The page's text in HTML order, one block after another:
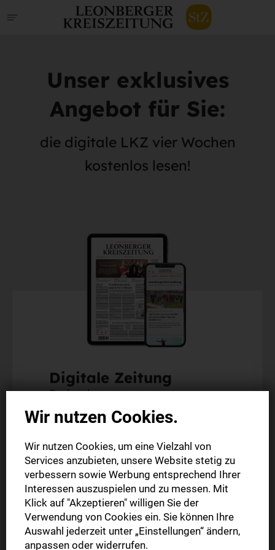
Unser exklusives
Angebot für Sie:
die digitale LKZ vier Wochen
kostenlos lesen!
Digitale Zeitung
Probeabo
Alle Inhalte der StZ-App
Die digitale Ausgabe als E-Paper (Mo.-So.)
Abonnement endet automatisch
4 Wochen
0,00 €
Wir nutzen Cookies.
Wir nutzen Cookies, um eine Vielzahl von
Services anzubieten, unsere Website stetig zu
verbessern sowie Werbung entsprechend Ihrer
Interessen auszuspielen und zu messen. Mit
Klick auf "Akzeptieren" willigen Sie der
Verwendung von Cookies ein. Sie können Ihre
Auswahl jederzeit unter „Einstellungen“ ändern,
anpassen oder widerrufen.